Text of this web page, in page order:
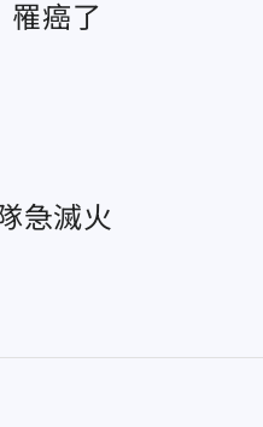
癌了
急滅火